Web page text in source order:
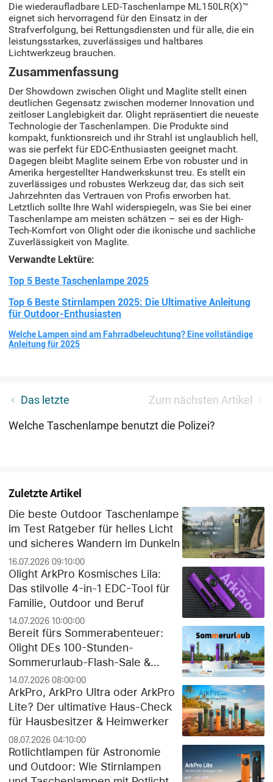
Die wiederaufladbare LED-Taschenlampe ML150LR(X)™
eignet sich hervorragend für den Einsatz in der
Strafverfolgung, bei Rettungsdiensten und für alle, die ein
leistungsstarkes, zuverlässiges und haltbares
Lichtwerkzeug brauchen.
Zusammenfassung
Der Showdown zwischen Olight und Maglite stellt einen
deutlichen Gegensatz zwischen moderner Innovation und
zeitloser Langlebigkeit dar. Olight repräsentiert die neueste
Technologie der Taschenlampen. Die Produkte sind
kompakt, funktionsreich und ihr Strahl ist unglaublich hell,
was sie perfekt für EDC-Enthusiasten geeignet macht.
Dagegen bleibt Maglite seinem Erbe von robuster und in
Amerika hergestellter Handwerkskunst treu. Es stellt ein
zuverlässiges und robustes Werkzeug dar, das sich seit
Jahrzehnten das Vertrauen von Profis erworben hat.
Letztlich sollte Ihre Wahl widerspiegeln, was Sie bei einer
Taschenlampe am meisten schätzen – sei es der High-
Tech-Komfort von Olight oder die ikonische und sachliche
Zuverlässigkeit von Maglite.
Verwandte Lektüre:
Top 5 Beste Taschenlampe 2025
Top 6 Beste Stirnlampen 2025: Die Ultimative Anleitung
für Outdoor-Enthusiasten
Welche Lampen sind am Fahrradbeleuchtung? Eine vollständige
Anleitung für 2025
Das letzte Zum nächsten Artikel
Stirnlampe zum Joggen: Der ultimative Leitfaden
Welche Taschenlampe benutzt die Polizei?
Zuletzte Artikel
Die beste Outdoor Taschenlampe
im Test Ratgeber für helles Licht
und sicheres Wandern im Dunkeln
16.07.2026 09:10:00
Olight ArkPro Kosmisches Lila:
Das stilvolle 4-in-1 EDC-Tool für
Familie, Outdoor und Beruf
14.07.2026 10:00:00
Bereit fürs Sommerabenteuer:
Olight DEs 100-Stunden-
Sommerurlaub-Flash-Sale &
exklusiver Gratis-Geschenk-
Guide!
14.07.2026 08:00:00
ArkPro, ArkPro Ultra oder ArkPro
Lite? Der ultimative Haus-Check
für Hausbesitzer & Heimwerker
08.07.2026 04:10:00
Rotlichtlampen für Astronomie
und Outdoor: Wie Stirnlampen